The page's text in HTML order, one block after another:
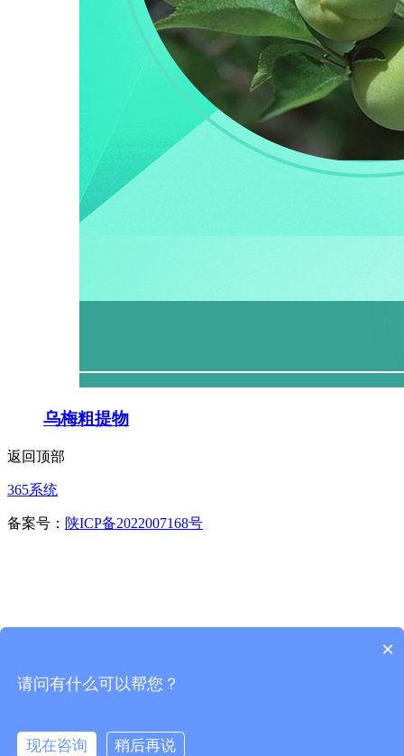
乌梅粗提物
返回顶部
365系统
备案号： 陕ICP备2022007168号
咨询留言
×
请问有什么可以帮您？
现在咨询
稍后再说